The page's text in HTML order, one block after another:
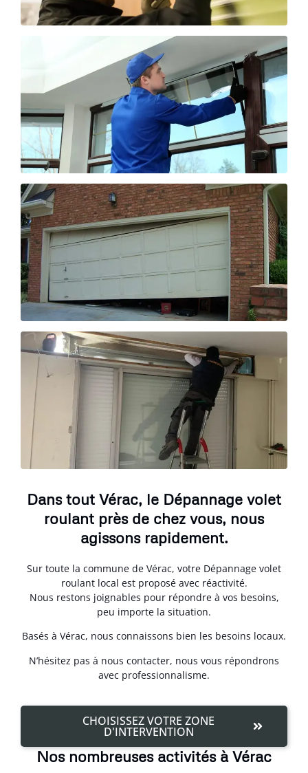
Dans tout Vérac, le Dépannage volet
roulant près de chez vous, nous
agissons rapidement.
Sur toute la commune de Vérac, votre Dépannage volet
roulant local est proposé avec réactivité.
Nous restons joignables pour répondre à vos besoins,
peu importe la situation.
Basés à Vérac, nous connaissons bien les besoins locaux.
N’hésitez pas à nous contacter, nous vous répondrons
avec professionnalisme.
CHOISISSEZ VOTRE ZONE
D'INTERVENTION
Nos nombreuses activités à Vérac